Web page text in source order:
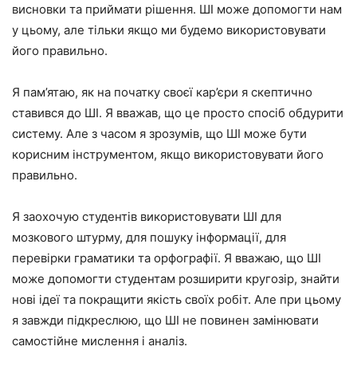
висновки та приймати рішення. ШІ може допомогти нам
у цьому, але тільки якщо ми будемо використовувати
його правильно.
Я пам’ятаю, як на початку своєї кар’єри я скептично
ставився до ШІ. Я вважав, що це просто спосіб обдурити
систему. Але з часом я зрозумів, що ШІ може бути
корисним інструментом, якщо використовувати його
правильно.
Я заохочую студентів використовувати ШІ для
мозкового штурму, для пошуку інформації, для
перевірки граматики та орфографії. Я вважаю, що ШІ
може допомогти студентам розширити кругозір, знайти
нові ідеї та покращити якість своїх робіт. Але при цьому
я завжди підкреслюю, що ШІ не повинен замінювати
самостійне мислення і аналіз.